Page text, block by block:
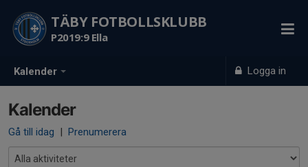
Kalender Logga in
TÄBY FOTBOLLSKLUBB
P2019:9 Ella
Kalender
Gå till idag | Prenumerera